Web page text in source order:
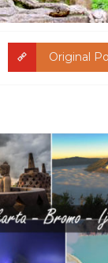
Original